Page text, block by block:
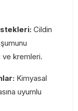
Cildin
ve kremleri.
Kimyasal
uyumlu